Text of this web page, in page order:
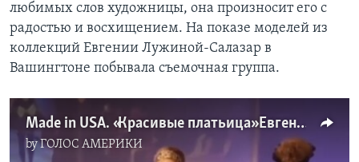
любимых слов художницы, она произносит его с
радостью и восхищением. На показе моделей из
коллекций Евгении Лужиной-Салазар в
Вашингтоне побывала съемочная группа.
Made in USA. «Красивые платьица» Евгении Лужиной-Салазар
byГОЛОС АМЕРИКИ